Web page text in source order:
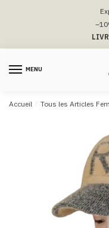
navigation
MENU
Accueil / Tous les Articles